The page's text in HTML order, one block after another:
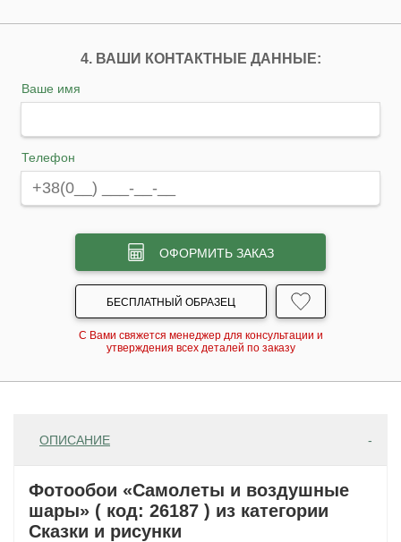
4. ВАШИ КОНТАКТНЫЕ ДАННЫЕ:
Ваше имя
Телефон
ОФОРМИТЬ ЗАКАЗ
БЕСПЛАТНЫЙ ОБРАЗЕЦ
С Вами свяжется менеджер для консультации и
утверждения всех деталей по заказу
ОПИСАНИЕ
Фотообои «Самолеты и воздушные
шары» ( код: 26187 ) из категории
Сказки и рисунки